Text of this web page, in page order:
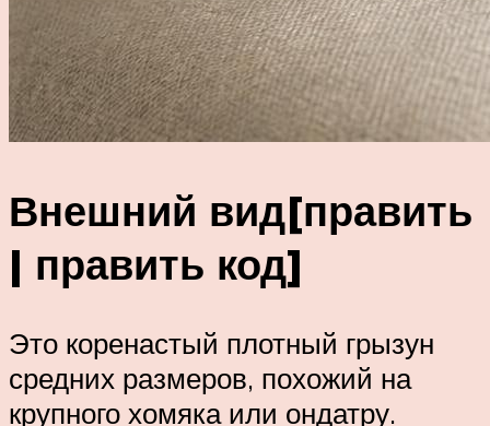
Внешний вид[править
| править код]
Это коренастый плотный грызун
средних размеров, похожий на
крупного хомяка или ондатру.